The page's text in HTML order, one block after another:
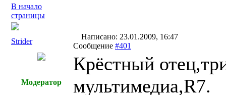
В начало
страницы
Strider
Написано: 23.01.2009, 16:47
Сообщение #401
Модератор
Крёстный
мультимедиа,R7.